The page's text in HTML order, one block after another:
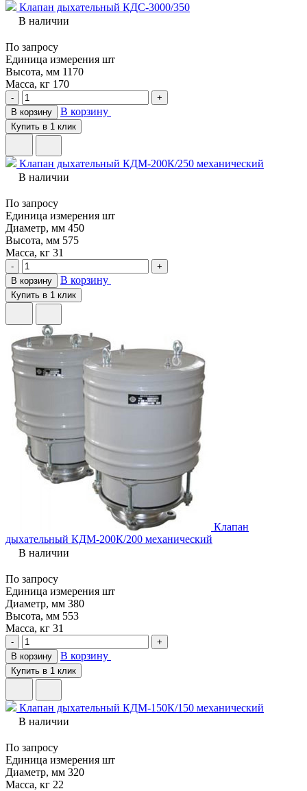
Клапан дыхательный КДC-3000/350
В наличии
По запросу
Единица измерения шт
Высота, мм 1170
Масса, кг 170
-
+
В корзину
В корзину
Купить в 1 клик
Клапан дыхательный КДМ-200К/250 механический
В наличии
По запросу
Единица измерения шт
Диаметр, мм 450
Высота, мм 575
Масса, кг 31
-
+
В корзину
В корзину
Купить в 1 клик
Клапан
дыхательный КДМ-200К/200 механический
В наличии
По запросу
Единица измерения шт
Диаметр, мм 380
Высота, мм 553
Масса, кг 31
-
+
В корзину
В корзину
Купить в 1 клик
Клапан дыхательный КДМ-150К/150 механический
В наличии
По запросу
Единица измерения шт
Диаметр, мм 320
Масса, кг 22